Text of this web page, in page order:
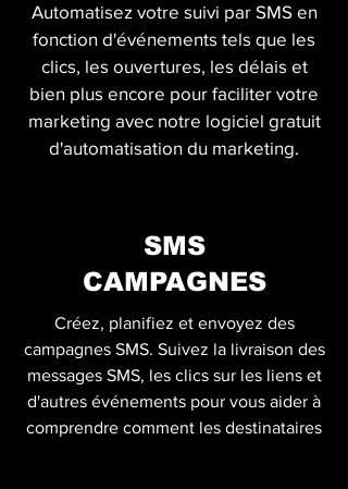
Automatisez votre suivi par SMS en
fonction d'événements tels que les
clics, les ouvertures, les délais et
bien plus encore pour faciliter votre
marketing avec notre logiciel gratuit
d'automatisation du marketing.
SMS
CAMPAGNES
Créez, planifiez et envoyez des
campagnes SMS. Suivez la livraison des
messages SMS, les clics sur les liens et
d'autres événements pour vous aider à
comprendre comment les destinataires